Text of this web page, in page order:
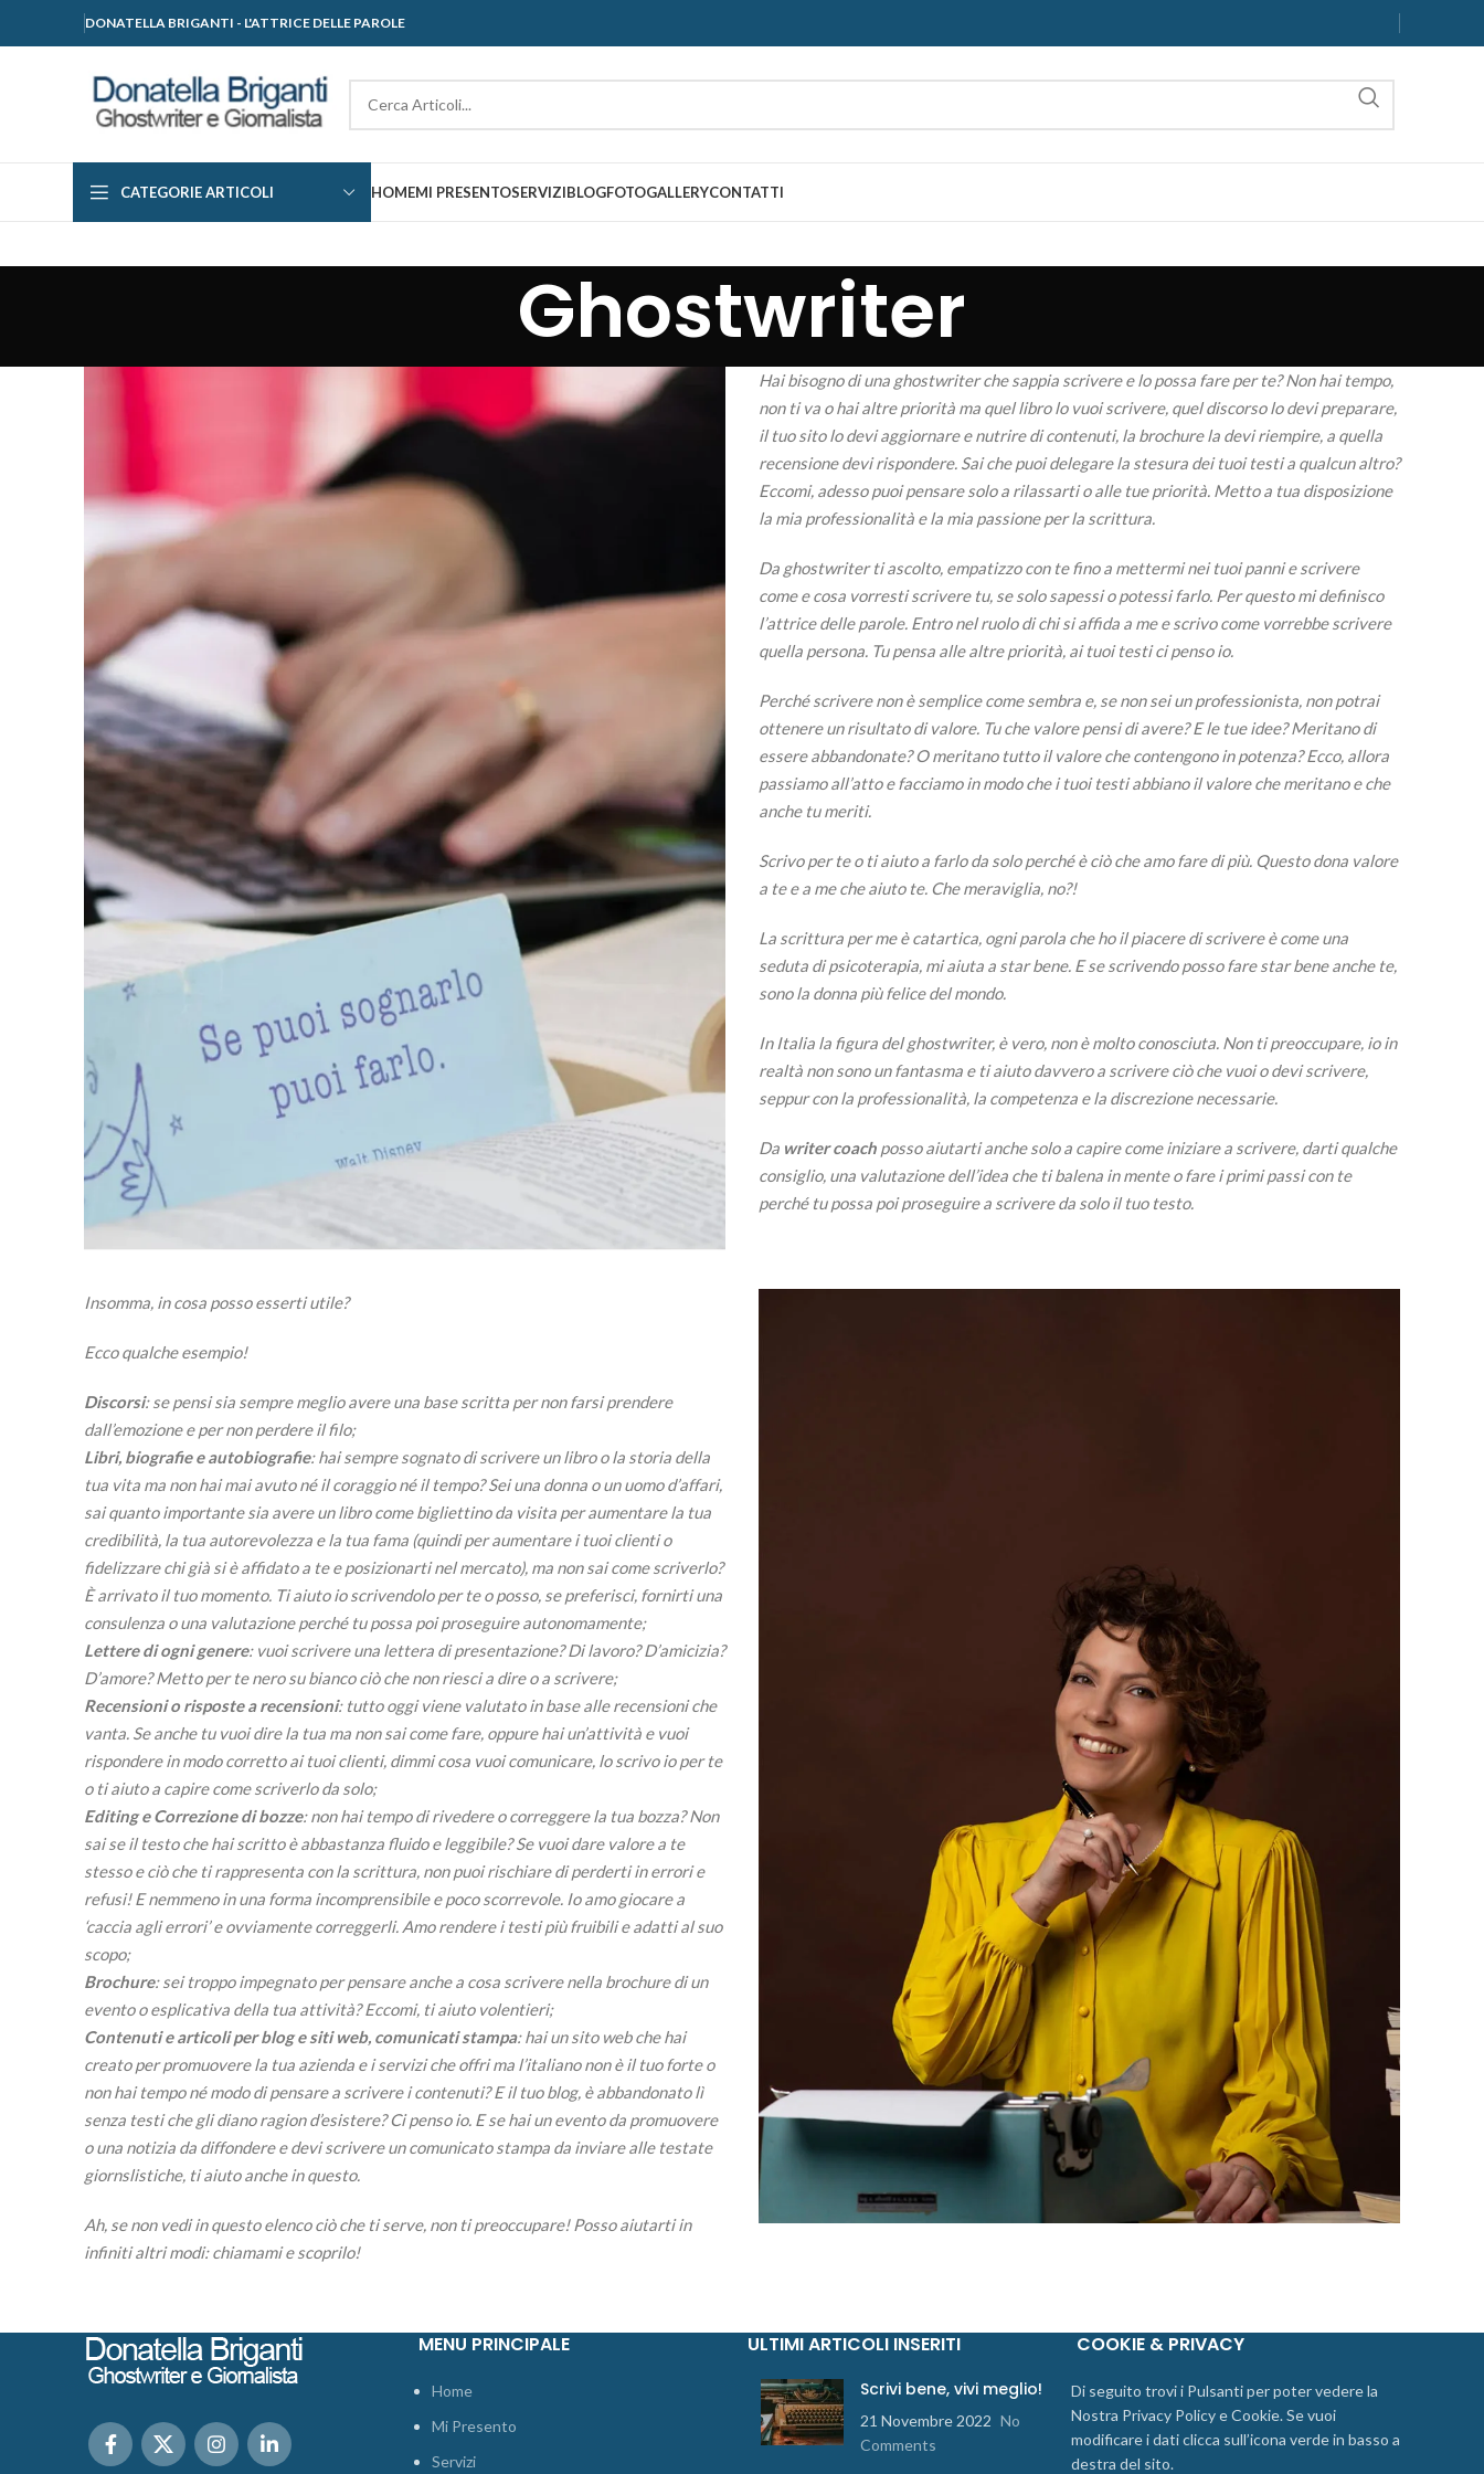
DONATELLA BRIGANTI - L'ATTRICE DELLE PAROLE
CATEGORIE ARTICOLI HOMEMI PRESENTOSERVIZIBLOGFOTOGALLERYCONTATTI
Ghostwriter
Hai bisogno di una ghostwriter che sappia scrivere e lo possa fare per te? Non hai tempo,
non ti va o hai altre priorità ma quel libro lo vuoi scrivere, quel discorso lo devi preparare,
il tuo sito lo devi aggiornare e nutrire di contenuti, la brochure la devi riempire, a quella
recensione devi rispondere. Sai che puoi delegare la stesura dei tuoi testi a qualcun altro?
Eccomi, adesso puoi pensare solo a rilassarti o alle tue priorità. Metto a tua disposizione
la mia professionalità e la mia passione per la scrittura.
Da ghostwriter ti ascolto, empatizzo con te fino a mettermi nei tuoi panni e scrivere
come e cosa vorresti scrivere tu, se solo sapessi o potessi farlo. Per questo mi definisco
l’attrice delle parole. Entro nel ruolo di chi si affida a me e scrivo come vorrebbe scrivere
quella persona. Tu pensa alle altre priorità, ai tuoi testi ci penso io.
Perché scrivere non è semplice come sembra e, se non sei un professionista, non potrai
ottenere un risultato di valore. Tu che valore pensi di avere? E le tue idee? Meritano di
essere abbandonate? O meritano tutto il valore che contengono in potenza? Ecco, allora
passiamo all’atto e facciamo in modo che i tuoi testi abbiano il valore che meritano e che
anche tu meriti.
Scrivo per te o ti aiuto a farlo da solo perché è ciò che amo fare di più. Questo dona valore
a te e a me che aiuto te. Che meraviglia, no?!
La scrittura per me è catartica, ogni parola che ho il piacere di scrivere è come una
seduta di psicoterapia, mi aiuta a star bene. E se scrivendo posso fare star bene anche te,
sono la donna più felice del mondo.
In Italia la figura del ghostwriter, è vero, non è molto conosciuta. Non ti preoccupare, io in
realtà non sono un fantasma e ti aiuto davvero a scrivere ciò che vuoi o devi scrivere,
seppur con la professionalità, la competenza e la discrezione necessarie.
Da writer coach posso aiutarti anche solo a capire come iniziare a scrivere, darti qualche
consiglio, una valutazione dell’idea che ti balena in mente o fare i primi passi con te
perché tu possa poi proseguire a scrivere da solo il tuo testo.
Insomma, in cosa posso esserti utile?
Ecco qualche esempio!
Discorsi: se pensi sia sempre meglio avere una base scritta per non farsi prendere
dall’emozione e per non perdere il filo;
Libri, biografie e autobiografie: hai sempre sognato di scrivere un libro o la storia della
tua vita ma non hai mai avuto né il coraggio né il tempo? Sei una donna o un uomo d’affari,
sai quanto importante sia avere un libro come bigliettino da visita per aumentare la tua
credibilità, la tua autorevolezza e la tua fama (quindi per aumentare i tuoi clienti o
fidelizzare chi già si è affidato a te e posizionarti nel mercato), ma non sai come scriverlo?
È arrivato il tuo momento. Ti aiuto io scrivendolo per te o posso, se preferisci, fornirti una
consulenza o una valutazione perché tu possa poi proseguire autonomamente;
Lettere di ogni genere: vuoi scrivere una lettera di presentazione? Di lavoro? D’amicizia?
D’amore? Metto per te nero su bianco ciò che non riesci a dire o a scrivere;
Recensioni o risposte a recensioni: tutto oggi viene valutato in base alle recensioni che
vanta. Se anche tu vuoi dire la tua ma non sai come fare, oppure hai un’attività e vuoi
rispondere in modo corretto ai tuoi clienti, dimmi cosa vuoi comunicare, lo scrivo io per te
o ti aiuto a capire come scriverlo da solo;
Editing e Correzione di bozze: non hai tempo di rivedere o correggere la tua bozza? Non
sai se il testo che hai scritto è abbastanza fluido e leggibile? Se vuoi dare valore a te
stesso e ciò che ti rappresenta con la scrittura, non puoi rischiare di perderti in errori e
refusi! E nemmeno in una forma incomprensibile e poco scorrevole. Io amo giocare a
‘caccia agli errori’ e ovviamente correggerli. Amo rendere i testi più fruibili e adatti al suo
scopo;
Brochure: sei troppo impegnato per pensare anche a cosa scrivere nella brochure di un
evento o esplicativa della tua attività? Eccomi, ti aiuto volentieri;
Contenuti e articoli per blog e siti web, comunicati stampa: hai un sito web che hai
creato per promuovere la tua azienda e i servizi che offri ma l’italiano non è il tuo forte o
non hai tempo né modo di pensare a scrivere i contenuti? E il tuo blog, è abbandonato lì
senza testi che gli diano ragion d’esistere? Ci penso io. E se hai un evento da promuovere
o una notizia da diffondere e devi scrivere un comunicato stampa da inviare alle testate
giornslistiche, ti aiuto anche in questo.
Ah, se non vedi in questo elenco ciò che ti serve, non ti preoccupare! Posso aiutarti in
infiniti altri modi: chiamami e scoprilo!
MENU PRINCIPALE
Home
Mi Presento
Servizi
ULTIMI ARTICOLI INSERITI
Scrivi bene, vivi meglio!
21 Novembre 2022 No
Comments
COOKIE & PRIVACY
Di seguito trovi i Pulsanti per poter vedere la
Nostra Privacy Policy e Cookie. Se vuoi
modificare i dati clicca sull’icona verde in basso a
destra del sito.